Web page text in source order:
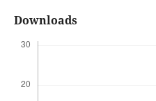
Downloads